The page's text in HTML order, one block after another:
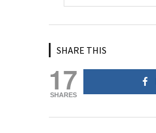
SHARE THIS
17
SHARES